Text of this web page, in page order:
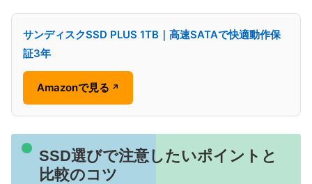
サンディスクSSD PLUS 1TB｜高速SATAで快適動作保
証3年
Amazonで見る ↗
SSD選びで注意したいポイントと
比較のコツ